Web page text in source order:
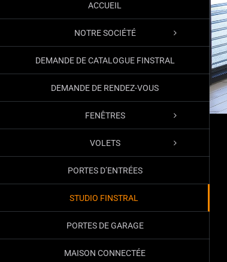
ACCUEIL
NOTRE SOCIÉTÉ
DEMANDE DE CATALOGUE FINSTRAL
DEMANDE DE RENDEZ-VOUS
FENÊTRES
VOLETS
PORTES D’ENTRÉES
STUDIO FINSTRAL
PORTES DE GARAGE
MAISON CONNECTÉE